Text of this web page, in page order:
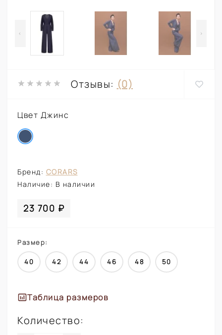
< >
Отзывы: (0)
Бренд: CORARS
Наличие: В наличии
23 700 ₽
Цвет Джинс
Размер:
40 42 44 46 48 50
Таблица размеров
Количество: